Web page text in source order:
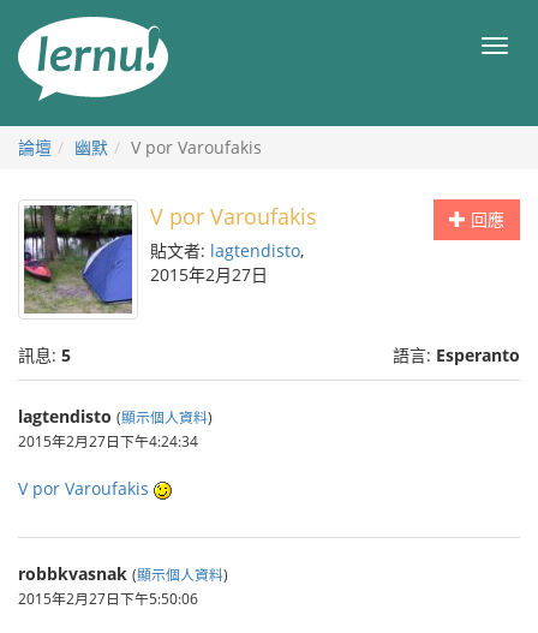
目
論壇 幽默 V por Varoufakis
回應
V por Varoufakis
貼文者: lagtendisto,
2015年2月27日
訊息: 5 語言: Esperanto
lagtendisto (顯示個人資料)
2015年2月27日下午4:24:34
V por Varoufakis
robbkvasnak (顯示個人資料)
2015年2月27日下午5:50:06